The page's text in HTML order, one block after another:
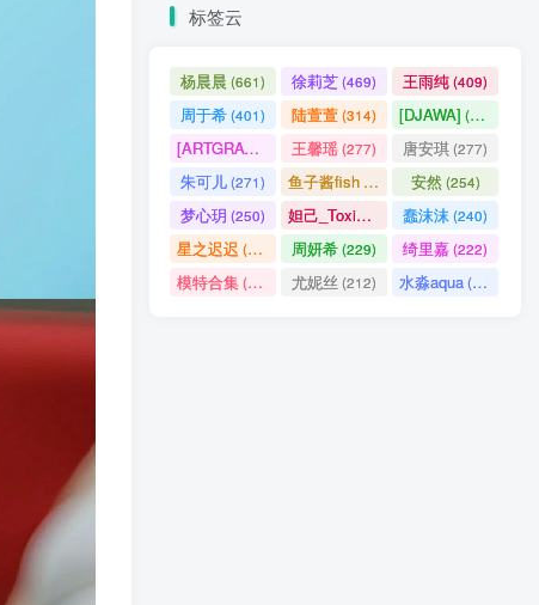
标签云
杨晨晨 (661) 徐莉芝(469) 王雨纯(409)
周于希(401) 陆萱萱(314) [DJAWA] (290)
[ARTGRAVIA] (290)
王馨瑶(277) 唐安琪(277)
朱可儿(271) 鱼子酱fish 安然(254)
梦心玥 (250) 妲己_Toxic(247)蠢沫沫(240)
星之迟迟 (238) 周妍希(229) 绮里嘉(222)
模特合集(218) 尤妮丝 (212) 水淼aqua(172)